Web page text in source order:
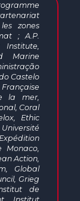
zones
; A.P.
Marine
Castelo
la mer,
Coral
Ethic
Monaco,
Action,
Global
Grieg
de